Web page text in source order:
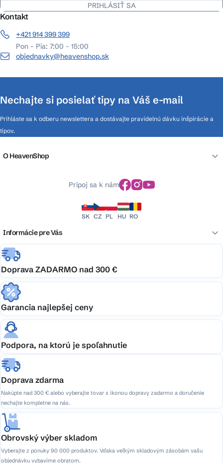
PRIHLÁSIŤ SA
Kontakt
+421 914 399 399
Pon - Pia: 7:00 - 15:00
objednavky@heavenshop.sk
Nechajte si posielať tipy na Váš e-mail
Prihláste sa k odberu newslettera a dostávajte pravidelnú dávku inšpirácie a
tipov.
O HeavenShop
Pripoj sa k nám
SK CZ PL HU RO
Informácie pre Vás
Doprava ZADARMO nad 300 €
Garancia najlepšej ceny
Podpora, na ktorú je spoľahnutie
Doprava zdarma
Nakúpte nad 300 € alebo vyberajte tovar s ikonou dopravy zadarmo a doručenie
nechajte kompletne na nás.
Obrovský výber skladom
Vyberajte z ponuky 90 000 produktov. Vďaka veľkým skladovým zásobám vašu
objednávku vybavíme obratom.